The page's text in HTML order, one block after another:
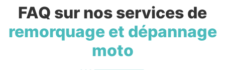
FAQ sur nos services de
remorquage et dépannage
moto